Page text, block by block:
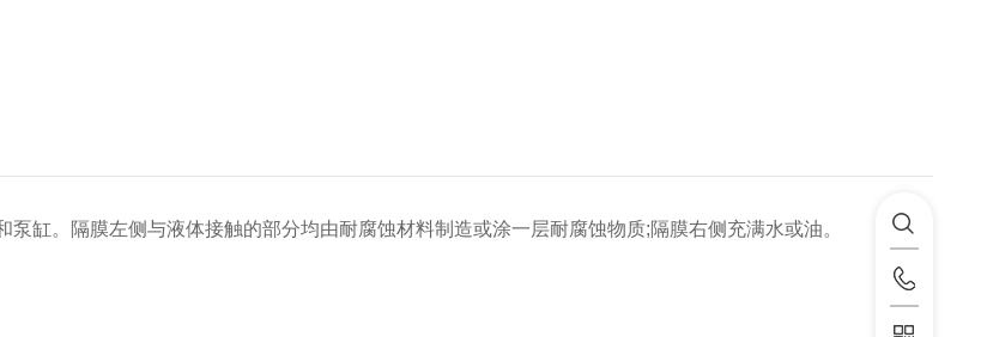
。隔膜左侧与液体接触的部分均由耐腐蚀材料制造或涂一层耐腐蚀物质;隔膜右侧充满水或油。